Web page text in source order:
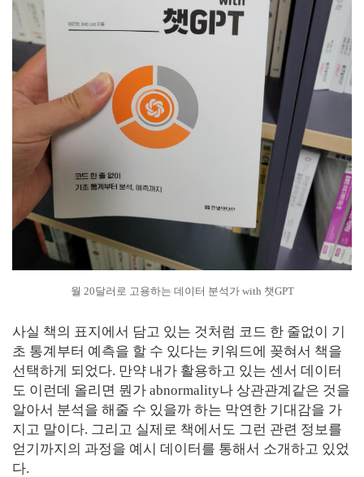
월 20달러로 고용하는 데이터 분석가 with 챗GPT
사실 책의 표지에서 담고 있는 것처럼 코드 한 줄없이 기
초 통계부터 예측을 할 수 있다는 키워드에 꽂혀서 책을
선택하게 되었다. 만약 내가 활용하고 있는 센서 데이터
도 이런데 올리면 뭔가 abnormality나 상관관계같은 것을
알아서 분석을 해줄 수 있을까 하는 막연한 기대감을 가
지고 말이다. 그리고 실제로 책에서도 그런 관련 정보를
얻기까지의 과정을 예시 데이터를 통해서 소개하고 있었
다.